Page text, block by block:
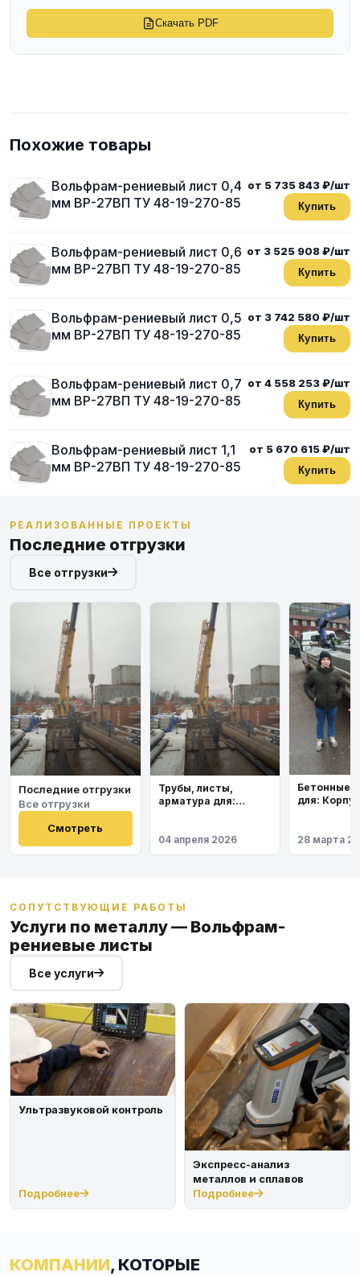
Скачать PDF
Похожие товары
Вольфрам-рениевый лист 0,4
мм ВР-27ВП ТУ 48-19-270-85
от 5 735 843 ₽/шт
Купить
Вольфрам-рениевый лист 0,6
мм ВР-27ВП ТУ 48-19-270-85
от 3 525 908 ₽/шт
Купить
Вольфрам-рениевый лист 0,5
мм ВР-27ВП ТУ 48-19-270-85
от 3 742 580 ₽/шт
Купить
Вольфрам-рениевый лист 0,7
мм ВР-27ВП ТУ 48-19-270-85
от 4 558 253 ₽/шт
Купить
Вольфрам-рениевый лист 1,1
мм ВР-27ВП ТУ 48-19-270-85
от 5 670 615 ₽/шт
Купить
РЕАЛИЗОВАННЫЕ ПРОЕКТЫ
Последние отгрузки
Все отгрузки
Последние отгрузки
Все отгрузки
Смотреть
Трубы, листы,
арматура для:
04 апреля 2026
Бетонные
для:
28 марта
СОПУТСТВУЮЩИЕ РАБОТЫ
Услуги по металлу — Вольфрам-
рениевые листы
Все услуги
Ультразвуковой контроль
Подробнее
Экспресс-анализ
металлов и сплавов
Подробнее
КОМПАНИИ, КОТОРЫЕ